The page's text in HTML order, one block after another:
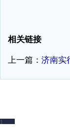
相关链接
上一篇： 济南实